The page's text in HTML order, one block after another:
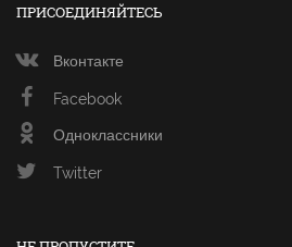
ПРИСОЕДИНЯЙТЕСЬ
Вконтакте
Facebook
Одноклассники
Twitter